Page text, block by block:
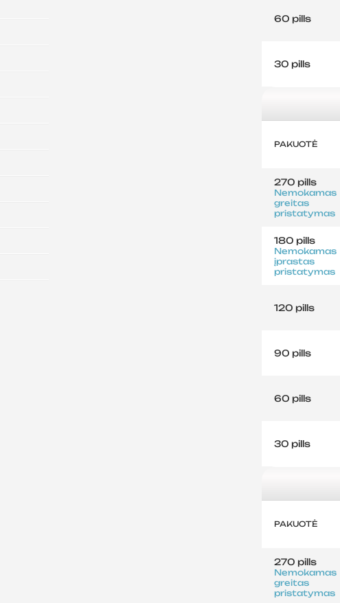
60 pills
30 pills
PAKUOTĖ
270 pills
Nemokamas
greitas
pristatymas
180 pills
Nemokamas
įprastas
pristatymas
120 pills
90 pills
60 pills
30 pills
PAKUOTĖ
270 pills
Nemokamas
greitas
pristatymas